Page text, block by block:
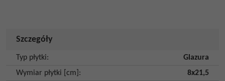
Szczegóły
Typ płytki:
Glazura
Wymiar płytki [cm] : 8x21,5